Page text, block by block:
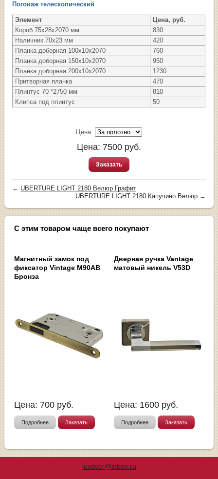
Погонаж телескопический
Элемент
Цена, руб.
Короб 75х28х2070 мм
830
Наличник 70х23 мм
420
Планка доборная 100х10х2070
760
Планка доборная 150х10х2070
950
Планка доборная 200х10х2070
1230
Притворная планка
470
Плинтус 70 *2750 мм
810
Клипса под плинтус
50
Цена:
Цена: 7500 руб.
Заказать
← UBERTURE LIGHT 2180 Велюр Графит
UBERTURE LIGHT 2180 Капучино Велюр→
С этим товаром чаще всего покупают
Магнитный замок под
фиксатор Vintage M90AB
Бронза
Цена: 700 руб.
Подробнее Заказать
Дверная ручка Vantage
матовый никель V53D
Цена: 1600 руб.
Подробнее Заказать
luxdver@inbox.ru